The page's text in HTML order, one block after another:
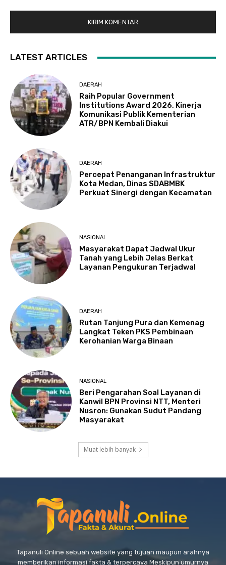
LATEST ARTICLES
DAERAH
Raih Popular Government
Institutions Award 2026, Kinerja
Komunikasi Publik Kementerian
ATR/BPN Kembali Diakui
DAERAH
Percepat Penanganan Infrastruktur
Kota Medan, Dinas SDABMBK
Perkuat Sinergi dengan Kecamatan
NASIONAL
Masyarakat Dapat Jadwal Ukur
Tanah yang Lebih Jelas Berkat
Layanan Pengukuran Terjadwal
DAERAH
Rutan Tanjung Pura dan Kemenag
Langkat Teken PKS Pembinaan
Kerohanian Warga Binaan
NASIONAL
Beri Pengarahan Soal Layanan di
Kanwil BPN Provinsi NTT, Menteri
Nusron: Gunakan Sudut Pandang
Masyarakat
Muat lebih banyak
Tapanuli Online sebuah website yang tujuan maupun arahnya
memberikan informasi fakta & terpercaya Meskipun umurnya